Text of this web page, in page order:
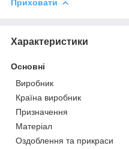
Приховати
Характеристики
Основні
Виробник
Країна виробник
Призначення
Матеріал
Оздоблення та прикраси